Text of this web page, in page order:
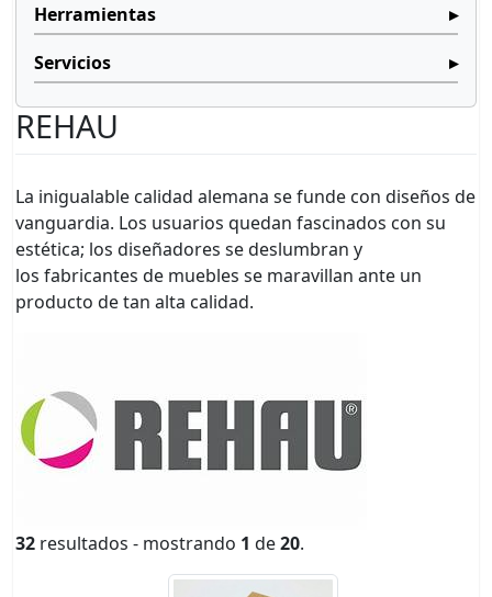
Herramientas
Servicios
REHAU
La inigualable calidad alemana se funde con diseños de
vanguardia. Los usuarios quedan fascinados con su
estética; los diseñadores se deslumbran y
los fabricantes de muebles se maravillan ante un
producto de tan alta calidad.
32 resultados - mostrando 1 de20.